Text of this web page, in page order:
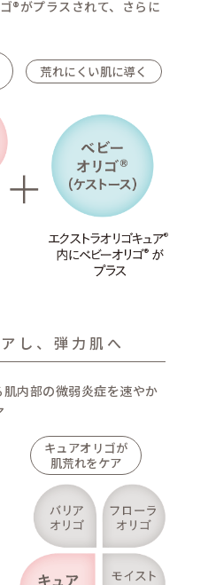
っとり
ジュア®